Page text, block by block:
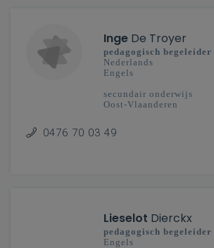
Inge De Troyer
pedagogisch begeleider
Nederlands
Engels
secundair onderwijs
Oost-Vlaanderen
0476 70 03 49
Lieselot Dierckx
pedagogisch begeleider
Engels